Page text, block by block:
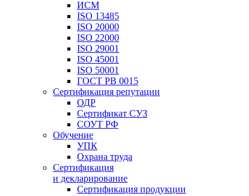
ИСМ
ISO 13485
ISO 20000
ISO 22000
ISO 29001
ISO 45001
ISO 50001
ГОСТ РВ 0015
Сертификация репутации
ОДР
Сертификат СУЗ
СОУТ РФ
Обучение
УПК
Охрана труда
Сертификация
и декларирование
Сертификация продукции